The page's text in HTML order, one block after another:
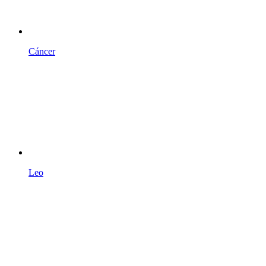
Cáncer
Leo